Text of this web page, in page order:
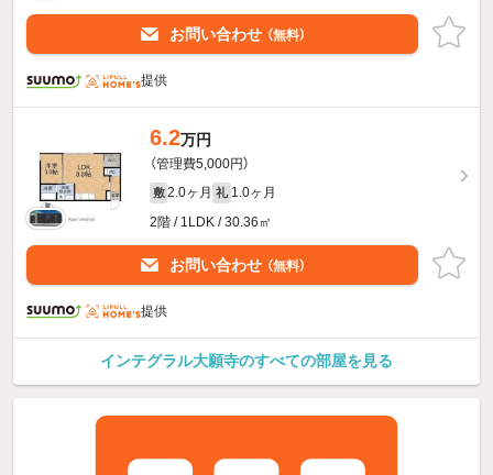
お問い合わせ （無料）
提供
6.2万円
（管理費5,000円）
敷 2.0ヶ月 礼 1.0ヶ月
2階 / 1LDK / 30.36㎡
お問い合わせ （無料）
提供
インテグラル大願寺のすべての部屋を見る